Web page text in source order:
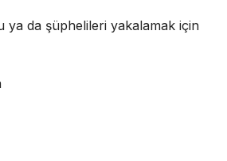
ya da şüphelileri yakalamak için